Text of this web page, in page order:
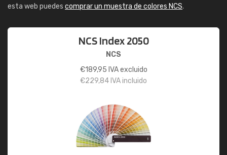
esta web puedes comprar un muestra de colores NCS.
NCS Index 2050
NCS
€189,95 IVA excluido
€229,84 IVA incluido